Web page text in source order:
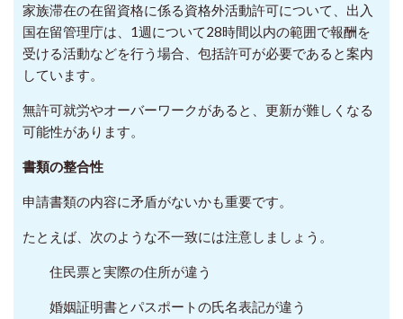
家族滞在の在留資格に係る資格外活動許可について、出入
国在留管理庁は、1週について28時間以内の範囲で報酬を
受ける活動などを行う場合、包括許可が必要であると案内
しています。
無許可就労やオーバーワークがあると、更新が難しくなる
可能性があります。
書類の整合性
申請書類の内容に矛盾がないかも重要です。
たとえば、次のような不一致には注意しましょう。
住民票と実際の住所が違う
婚姻証明書とパスポートの氏名表記が違う